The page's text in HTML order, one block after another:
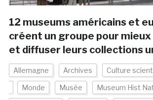
12 museums américains et
créent un groupe pour
et diffuser leurs collections
Allemagne Archives Culture
Monde Musée Museum Hist